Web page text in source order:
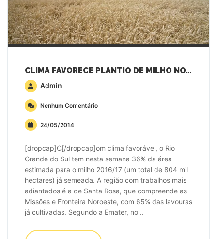
CLIMA FAVORECE PLANTIO DE MILHO NO RIO GRANDE DO SUL
Admin
Nenhum Comentário
24/05/2014
[dropcap]C[/dropcap]om clima favorável, o Rio
Grande do Sul tem nesta semana 36% da área
estimada para o milho 2016/17 (um total de 804 mil
hectares) já semeada. A região com trabalhos mais
adiantados é a de Santa Rosa, que compreende as
Missões e Fronteira Noroeste, com 65% das lavouras
já cultivadas. Segundo a Emater, no...